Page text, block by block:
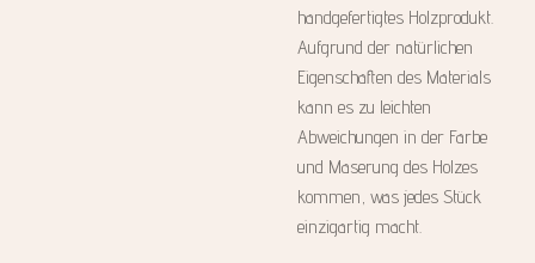
handgefertigtes Holzprodukt.
Aufgrund der natürlichen
Eigenschaften des Materials
kann es zu leichten
Abweichungen in der Farbe
und Maserung des Holzes
kommen, was jedes Stück
einzigartig macht.